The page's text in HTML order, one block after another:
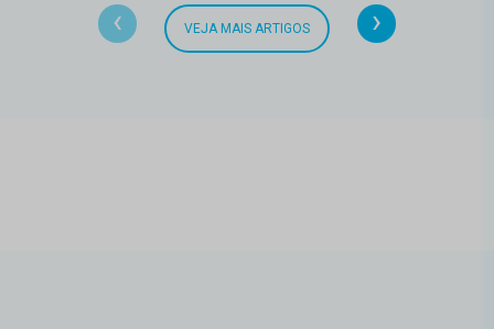
‹ ›
VEJA MAIS ARTIGOS